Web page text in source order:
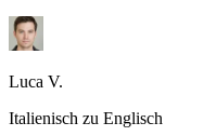
Luca V.
Italienisch zu Englisch